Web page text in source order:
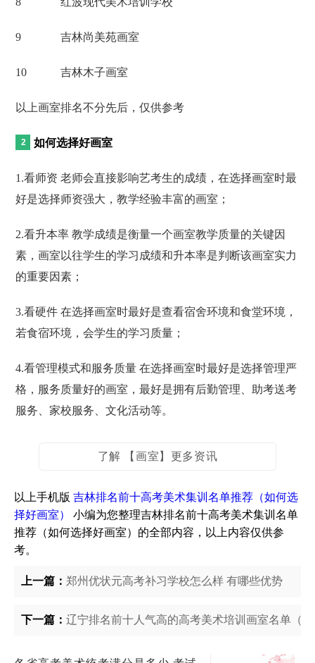
9 吉林尚美苑画室
10 吉林木子画室
以上画室排名不分先后，仅供参考
如何选择好画室
1.看师资 老师会直接影响艺考生的成绩，在选择画室时最
好是选择师资强大，教学经验丰富的画室；
2.看升本率 教学成绩是衡量一个画室教学质量的关键因
素，画室以往学生的学习成绩和升本率是判断该画室实力
的重要因素；
3.看硬件 在选择画室时最好是查看宿舍环境和食堂环境，
若食宿环境，会学生的学习质量；
4.看管理模式和服务质量 在选择画室时最好是选择管理严
格，服务质量好的画室，最好是拥有后勤管理、助考送考
服务、家校服务、文化活动等。
了解 【画室】更多资讯
以上手机版 吉林排名前十高考美术集训名单推荐（如何选
择好画室）
小编为您整理吉林排名前十高考美术集训名单
推荐（如何选择好画室）的全部内容，以上内容仅供参
考。
上一篇： 郑州优状元高考补习学校怎么样 有哪些优势
下一篇： 辽宁排名前十人气高的高考美术培训画室名单（